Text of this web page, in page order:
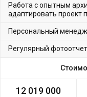
Работа с опытным
адаптировать проект
Персональный
Регулярный
12 019 000